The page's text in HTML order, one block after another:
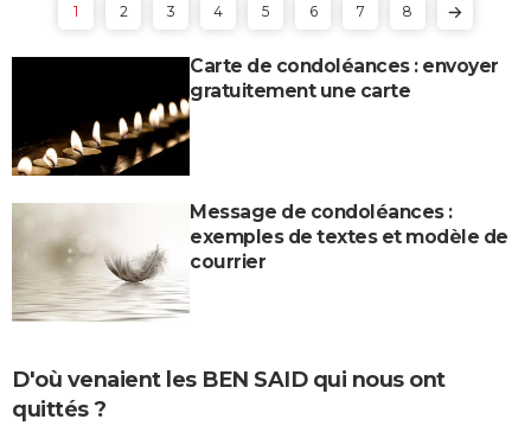
1 2 3 4 5 6 7 8
Carte de condoléances : envoyer
gratuitement une carte
Message de condoléances :
exemples de textes et modèle de
courrier
D'où venaient les BEN SAID qui nous ont
quittés ?